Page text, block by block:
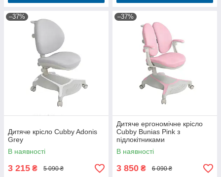
–37%
Дитяче крісло Cubby Adonis
Grey
В наявності
3 215 ₴ 5 090 ₴
–37%
Дитяче ергономічне крісло
Cubby Bunias Pink з
підлокітниками
В наявності
3 850 ₴ 6 090 ₴